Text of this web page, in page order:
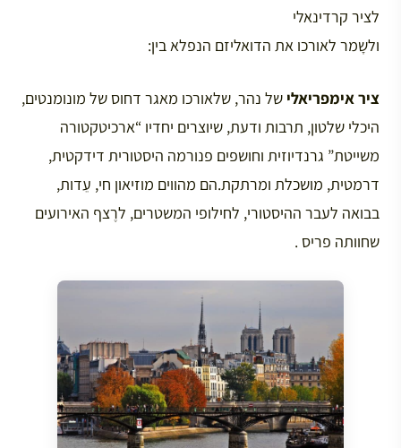
לציר קרדינאלי
ולשָמר לאורכו את הדואליזם הנפלא בין:
ציר אימפריאלי של נהר, שלאורכו מאגר דחוס של מונומנטים,
היכלי שלטון, תרבות ודעת, שיוצרים יחדיו “ארכיטקטורה
משייטת” גרנדיוזית וחושפים פנורמה היסטורית דידקטית,
דרמטית, מושכלת ומרתקת.הם מהווים מוזיאון חי, עֵדות,
בבואה לעבר ההיסטורי, לחילופי המשטרים, לרֶצף האירועים
שחוותה פריס .